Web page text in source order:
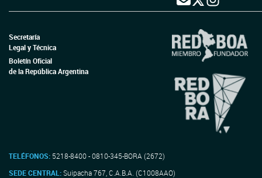
Secretaría
Legal y Técnica
Boletín Oficial
de la República Argentina
TELÉFONOS: 5218-8400 - 0810-345-BORA (2672)
SEDE CENTRAL:Suipacha 767, C.A.B.A. (C1008AAO)